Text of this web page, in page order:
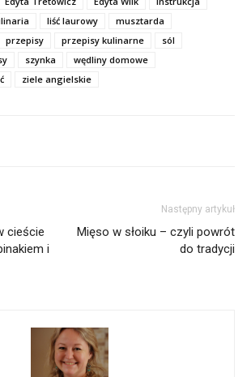
liść laurowy
musztarda
przepisy przepisy kulinarne
sól
szynka
wędliny domowe
ziele angielskie
cieście
i
Następny artykuł
Mięso w słoiku – czyli powrót
do tradycji